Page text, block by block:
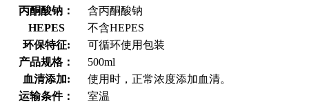
丙酮酸钠：
含丙酮酸钠
HEPES
不含HEPES
环保特征:
可循环使用包装
产品规格：
500ml
血清添加:
使用时，正常浓度添加血清。
运输条件：
室温